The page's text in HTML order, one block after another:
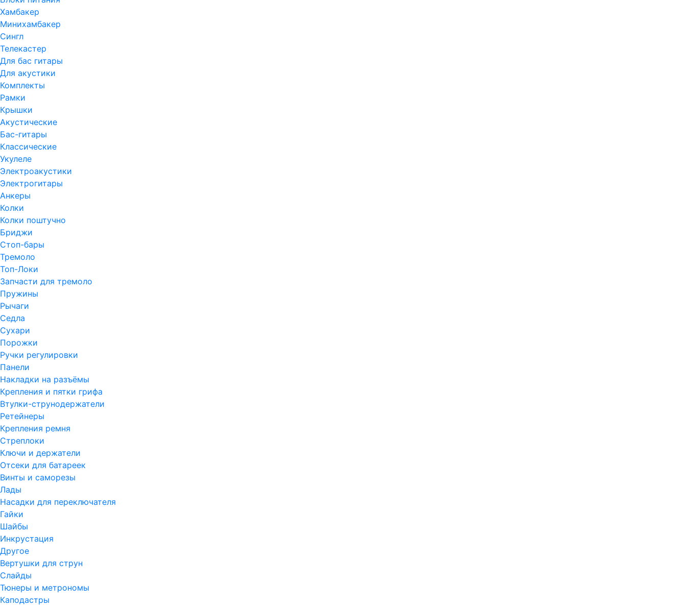
Хамбакер
Минихамбакер
Сингл
Телекастер
Для бас гитары
Для акустики
Комплекты
Рамки
Крышки
Акустические
Бас-гитары
Классические
Укулеле
Электроакустики
Электрогитары
Анкеры
Колки
Колки поштучно
Бриджи
Стоп-бары
Тремоло
Топ-Локи
Запчасти для тремоло
Пружины
Рычаги
Седла
Сухари
Порожки
Ручки регулировки
Панели
Накладки на разъёмы
Крепления и пятки грифа
Втулки-струнодержатели
Ретейнеры
Крепления ремня
Стреплоки
Ключи и держатели
Отсеки для батареек
Винты и саморезы
Лады
Насадки для переключателя
Гайки
Шайбы
Инкрустация
Другое
Вертушки для струн
Слайды
Тюнеры и метрономы
Каподастры